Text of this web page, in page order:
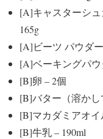
[A]キャスターシ
165g
[A]ビーツ パウダ
[A]ベーキングパウ
[B]卵 – 2個
[B]バター（溶か
[B]マカダミアオ
[B]牛乳 – 190ml